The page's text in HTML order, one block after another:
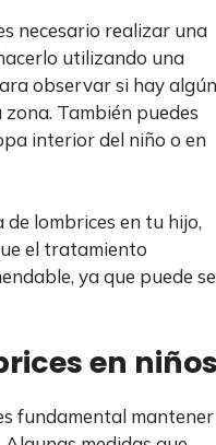
necesario realizar una
utilizando una
observar si hay algún
También puedes
interior del niño o en
lombrices en tu hijo,
el tratamiento
ya que puede
en
fundamental mantener